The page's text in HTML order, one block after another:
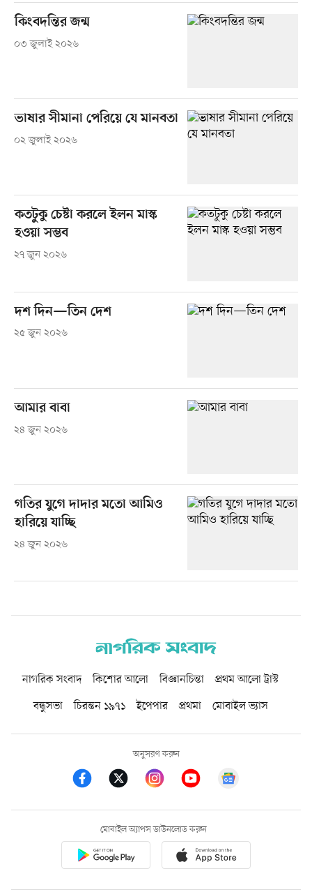
কিংবদন্তির জন্ম
০৩ জুলাই ২০২৬
ভাষার সীমানা পেরিয়ে যে মানবতা
০২ জুলাই ২০২৬
কতটুকু চেষ্টা করলে ইলন মাস্ক
হওয়া সম্ভব
২৭ জুন ২০২৬
দশ দিন—তিন দেশ
২৫ জুন ২০২৬
আমার বাবা
২৪ জুন ২০২৬
গতির যুগে দাদার মতো আমিও
হারিয়ে যাচ্ছি
২৪ জুন ২০২৬
নাগরিক সংবাদ কিশোর আলো বিজ্ঞানচিন্তা
প্রথম আলো ট্রাস্ট
বন্ধুসভা
চিরন্তন ১৯৭১ ইপেপার প্রথমা মোবাইল ভ্যাস
অনুসরণ করুন
মোবাইল অ্যাপস ডাউনলোড করুন